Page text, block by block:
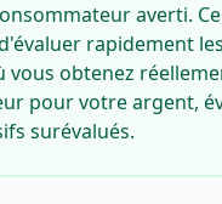
averti.
rapidement
obtenez
pour votre argent,
surévalués.